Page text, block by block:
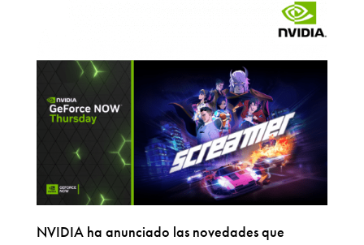
NVIDIA ha anunciado las novedades que